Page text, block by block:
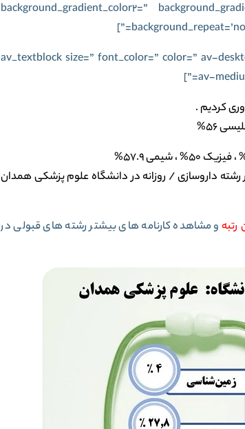
background_gradient_color2=”
[av_textblock size=” font_color=” color=” av-
av-
کردیم .
کل 9697 و سهمیه منطقه 3 و با رتبه در سهمیه 1303 در سال 97 در رشته داروسازی / روزانه در دانشگاه علوم پزشکی همدان
و مشاهده کارنامه های بیشتر رشته های قبولی در